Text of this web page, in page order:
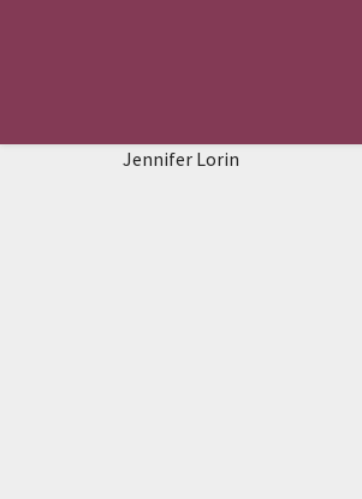
Jennifer Lorin